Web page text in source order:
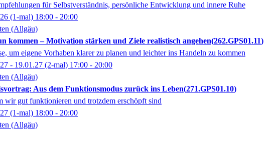
für Selbstverständnis, persönliche Entwicklung und innere Ruhe
(1-mal) 18:00 - 20:00
(Allgäu)
kommen – Motivation stärken und Ziele realistisch angehen 262.GPS01.11
um eigene Vorhaben klarer zu planen und leichter ins Handeln zu kommen
- 19.01.27 (2-mal) 17:00 - 20:00
(Allgäu)
Aus dem Funktionsmodus zurück ins Leben 271.GPS01.10
wir gut funktionieren und trotzdem erschöpft sind
(1-mal) 18:00 - 20:00
(Allgäu)